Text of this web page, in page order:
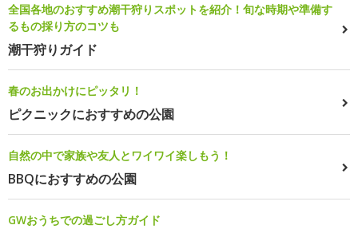
全国各地のおすすめ潮干狩りスポットを紹介！旬な時期や準備す
るもの採り方のコツも
潮干狩りガイド
春のお出かけにピッタリ！
ピクニックにおすすめの公園
自然の中で家族や友人とワイワイ楽しもう！
BBQにおすすめの公園
GWおうちでの過ごし方ガイド